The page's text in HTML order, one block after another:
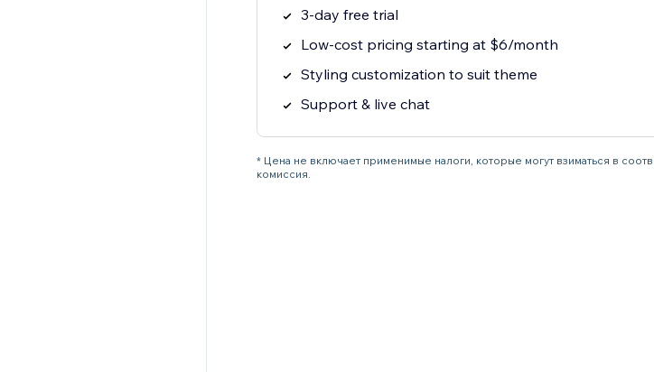
3-day free trial
Low-cost pricing starting at $6/month
Styling customization to suit theme
Support & live chat
* Цена не включает применимые налоги, которые могут взиматься в
комиссия.